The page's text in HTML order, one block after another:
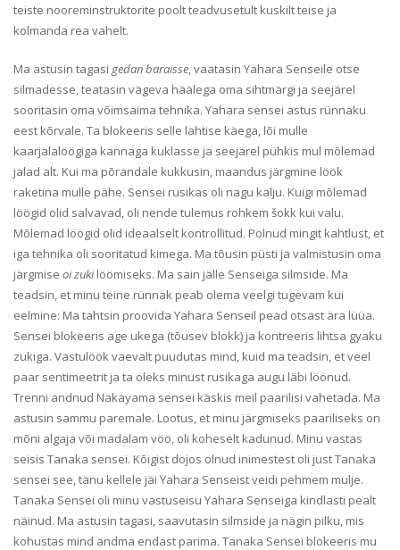
teiste nooreminstruktorite poolt teadvusetult kuskilt teise ja
kolmanda rea vahelt.
Ma astusin tagasi gedanbaraisse, vaatasin Yahara Senseile otse
silmadesse, teatasin vägeva häälega oma sihtmärgi ja seejärel
sooritasin oma võimsaima tehnika. Yahara sensei astus rünnaku
eest kõrvale. Ta blokeeris selle lahtise käega, lõi mulle
kaarjalalöögiga kannaga kuklasse ja seejärel pühkis mul mõlemad
jalad alt. Kui ma põrandale kukkusin, maandus järgmine löök
raketina mulle pähe. Sensei rusikas oli nagu kalju. Kuigi mõlemad
löögid olid salvavad, oli nende tulemus rohkem šokk kui valu.
Mõlemad löögid olid ideaalselt kontrollitud. Polnud mingit kahtlust, et
iga tehnika oli sooritatud kimega. Ma tõusin püsti ja valmistusin oma
järgmise oi zukilöömiseks. Ma sain jälle Senseiga silmside. Ma
teadsin, et minu teine rünnak peab olema veelgi tugevam kui
eelmine: Ma tahtsin proovida Yahara Senseil pead otsast ära lüüa.
Sensei blokeeris age ukega (tõusev blokk) ja kontreeris lihtsa gyaku
zukiga. Vastulöök vaevalt puudutas mind, kuid ma teadsin, et veel
paar sentimeetrit ja ta oleks minust rusikaga augu läbi löönud.
Trenni andnud Nakayama sensei käskis meil paarilisi vahetada. Ma
astusin sammu paremale. Lootus, et minu järgmiseks paariliseks on
mõni algaja või madalam vöö, oli koheselt kadunud. Minu vastas
seisis Tanaka sensei. Kõigist dojos olnud inimestest oli just Tanaka
sensei see, tänu kellele jäi Yahara Senseist veidi pehmem mulje.
Tanaka Sensei oli minu vastuseisu Yahara Senseiga kindlasti pealt
näinud. Ma astusin tagasi, saavutasin silmside ja nägin pilku, mis
kohustas mind andma endast parima. Tanaka Sensei blokeeris mu